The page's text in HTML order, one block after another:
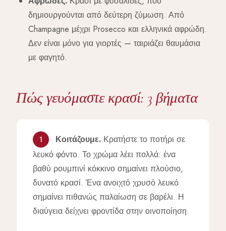
δημιουργούνται από δεύτερη ζύμωση. Από
Champagne μέχρι Prosecco και ελληνικά αφρώδη.
Δεν είναι μόνο για γιορτές — ταιριάζει θαυμάσια
με φαγητό.
Πώς γευόμαστε κρασί: 3 βήματα
1 Κοιτάζουμε.Κρατήστε το ποτήρι σε
λευκό φόντο. Το χρώμα λέει πολλά: ένα
βαθύ ρουμπινί κόκκινο σημαίνει πλούσιο,
δυνατό κρασί. Ένα ανοιχτό χρυσό λευκό
σημαίνει πιθανώς παλαίωση σε βαρέλι. Η
διαύγεια δείχνει φροντίδα στην οινοποίηση.